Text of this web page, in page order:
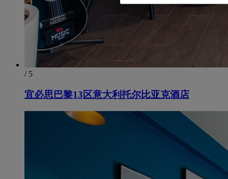
/ 5
宜必思巴黎13区意大利托尔比亚克酒店